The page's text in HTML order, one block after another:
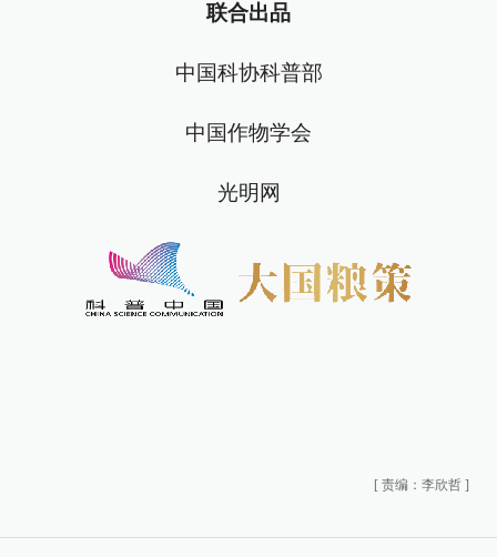
联合出品
中国科协科普部
中国作物学会
光明网
[ 责编：李欣哲 ]